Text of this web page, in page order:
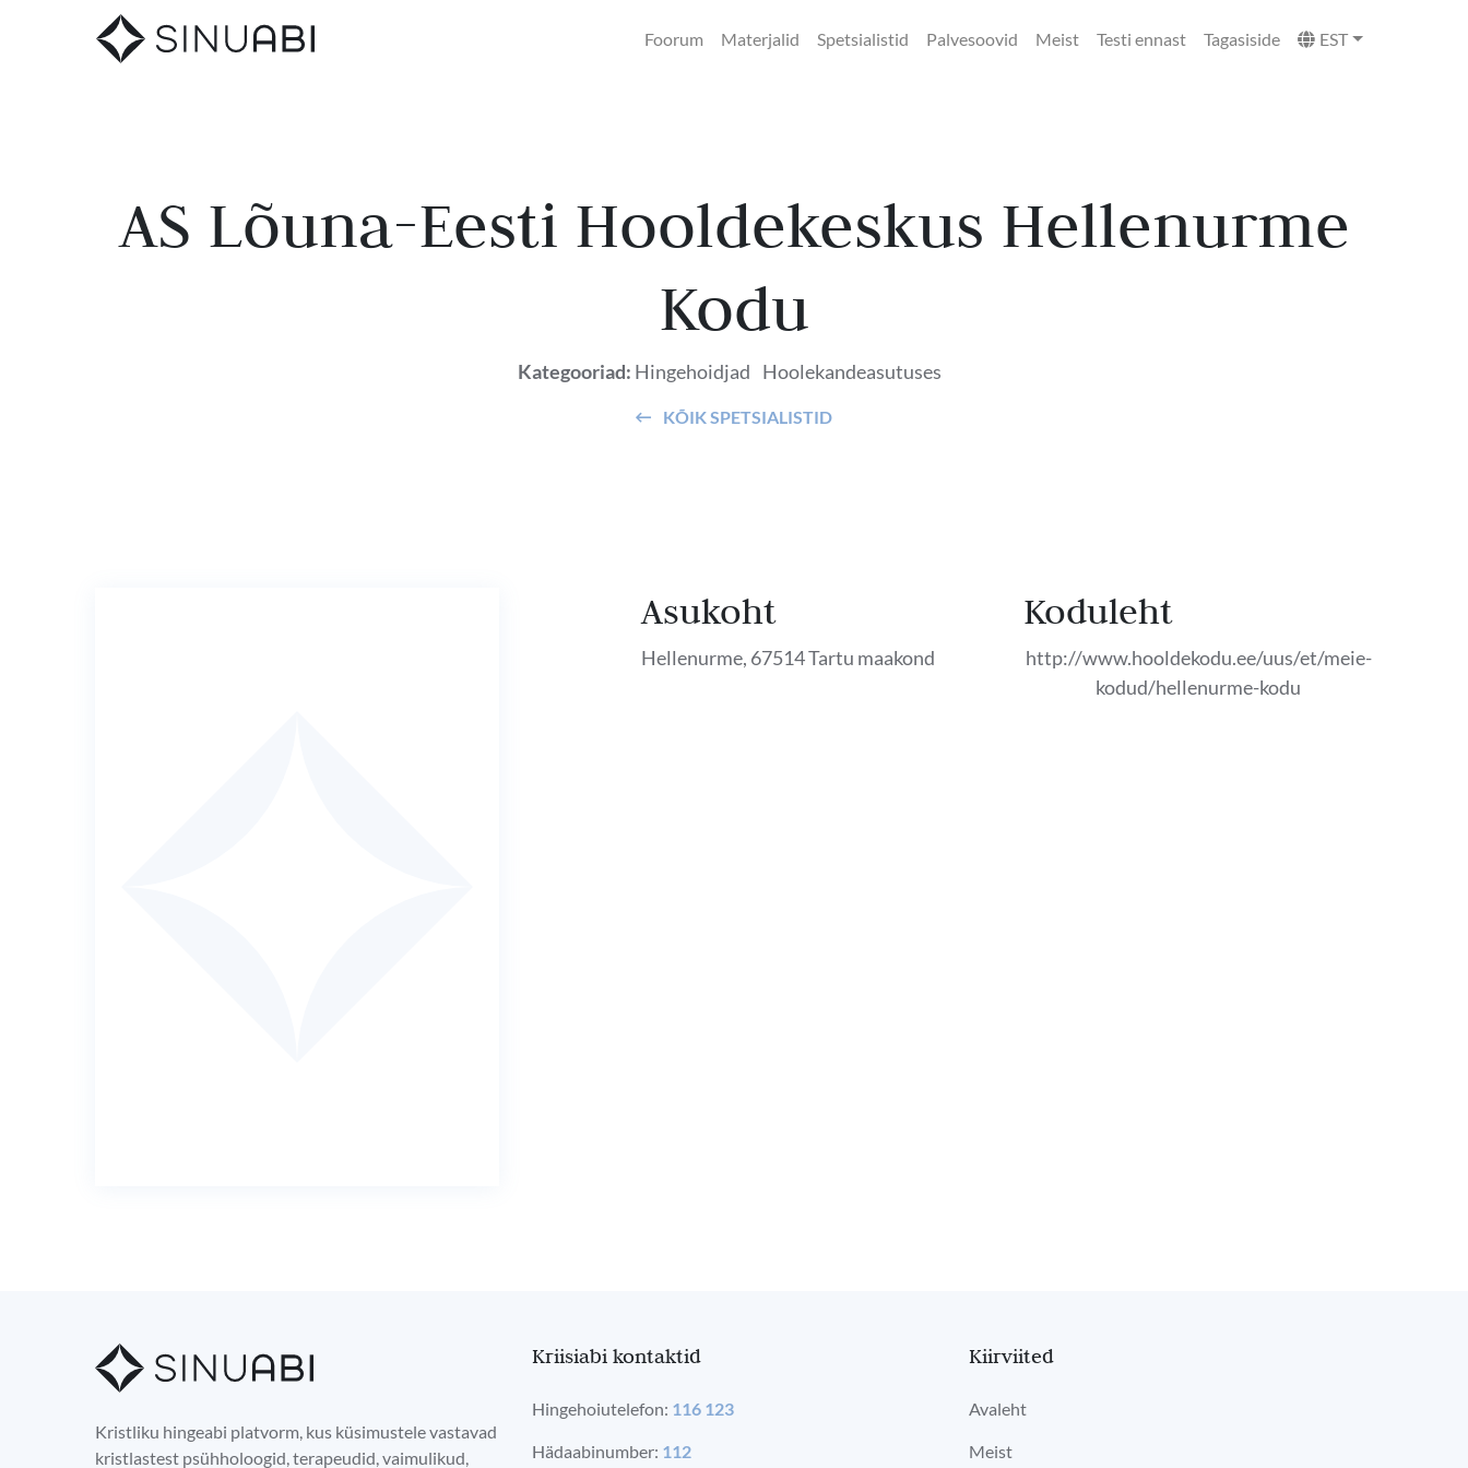
Foorum Materjalid Spetsialistid Palvesoovid Meist Testi ennast Tagasiside EST
AS Lõuna-Eesti Hooldekeskus Hellenurme
Kodu
Kategooriad: Hingehoidjad Hoolekandeasutuses
KÕIK SPETSIALISTID
Asukoht
Hellenurme, 67514 Tartu maakond
Koduleht
http://www.hooldekodu.ee/uus/et/meie-
kodud/hellenurme-kodu
Kristliku hingeabi platvorm, kus küsimustele vastavad
kristlastest psühholoogid, terapeudid, vaimulikud,
Kriisiabi kontaktid
Hingehoiutelefon: 116 123
Hädaabinumber: 112
Kiirviited
Avaleht
Meist